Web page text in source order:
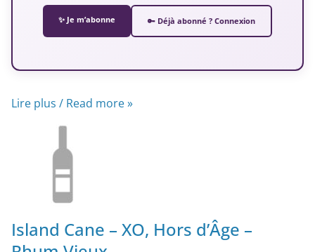
✨ Je m’abonne 🔑 Déjà abonné ? Connexion
Lire plus / Read more »
Island Cane – XO, Hors d’Âge –